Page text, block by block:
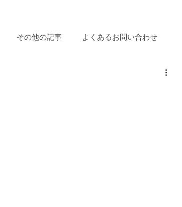
その他の記事 よくあるお問い合わせ